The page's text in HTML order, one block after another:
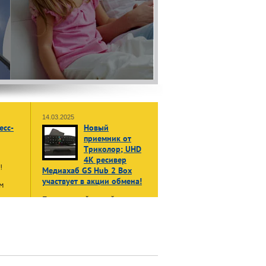
14.03.2025
Новый
приемник от
Триколор; UHD
4K ресивер
Медиахаб GS Hub 2 Box
участвует в акции обмена!
Принеси свой старый, даже не